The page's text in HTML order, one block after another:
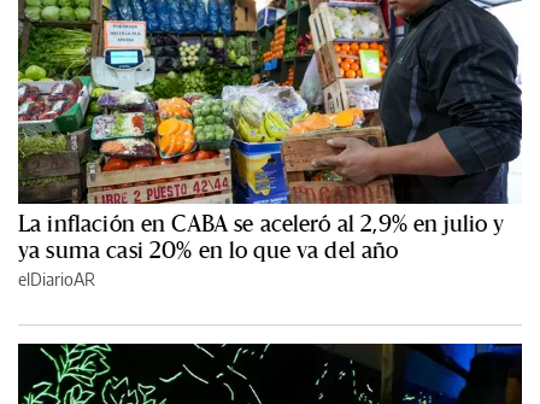
La inflación en CABA se aceleró al 2,9% en julio y
ya suma casi 20% en lo que va del año
elDiarioAR